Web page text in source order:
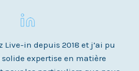
Live-in depuis 2018 et j’ai pu
expertise en matière